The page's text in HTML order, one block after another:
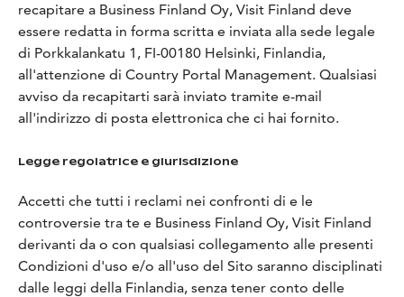
recapitare a Business Finland Oy, Visit Finland deve
essere redatta in forma scritta e inviata alla sede legale
di Porkkalankatu 1, FI-00180 Helsinki, Finlandia,
all'attenzione di Country Portal Management. Qualsiasi
avviso da recapitarti sarà inviato tramite e-mail
all'indirizzo di posta elettronica che ci hai fornito.
Legge regolatrice e giurisdizione
Accetti che tutti i reclami nei confronti di e le
controversie tra te e Business Finland Oy, Visit Finland
derivanti da o con qualsiasi collegamento alle presenti
Condizioni d'uso e/o all'uso del Sito saranno disciplinati
dalle leggi della Finlandia, senza tener conto delle